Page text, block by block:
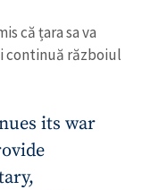
că țara sa va
continuă războiul
its war